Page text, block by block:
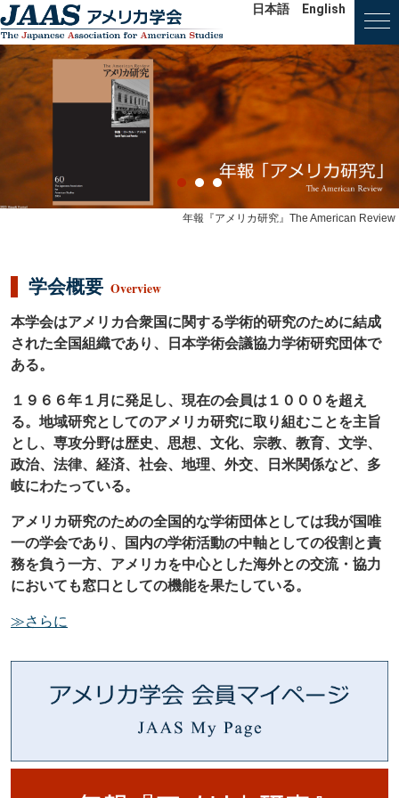
日本語 English
年報『アメリカ研究』The American Review
学会概要 Overview
本学会はアメリカ合衆国に関する学術的研究のために結成
された全国組織であり、 日本学術会議協力学術研究団体で
ある。
１９６６年１月に発足し、 現在の会員は１０００を超え
る。地域研究としてのアメリカ研究に取り組むことを主旨
とし、専攻分野は歴史、思想、文化、宗教、教育、文学、
政治、法律、経済、社会、地理、外交、日米関係など、多
岐にわたっている。
アメリカ研究のための全国的な学術団体としては我が国唯
一の学会であり、国内の学術活動の中軸としての役割と責
務を負う一方、アメリカを中心とした海外との交流・協力
においても窓口としての機能を果たしている。
≫さらに